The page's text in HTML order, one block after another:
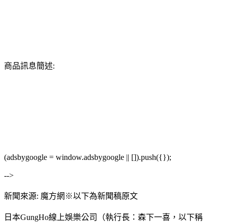
商品訊息簡述:
(adsbygoogle = window.adsbygoogle || []).push({});
-->
新聞來源: 魔方網※以下為新聞稿原文
日本GungHo線上娛樂公司（執行長：森下一喜，以下稱